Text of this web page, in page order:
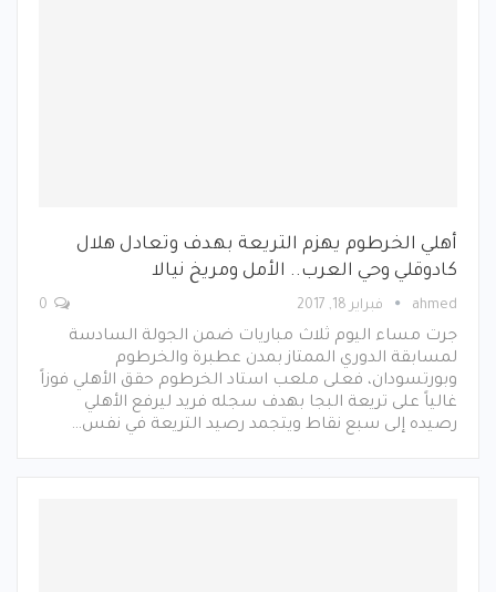
أهلي الخرطوم يهزم التريعة بهدف وتعادل هلال
كادوقلي وحي العرب.. الأمل ومريخ نيالا
ahmed فبراير 18, 2017
جرت مساء اليوم ثلاث مباريات ضمن الجولة السادسة
لمسابقة الدوري الممتاز بمدن عطبرة والخرطوم
وبورتسودان، فعلى ملعب استاد الخرطوم حقق الأهلي فوزاً
غالياً على تريعة البجا بهدف سجله فريد ليرفع الأهلي
رصيده إلى سبع نقاط ويتجمد رصيد التريعة في نفس…